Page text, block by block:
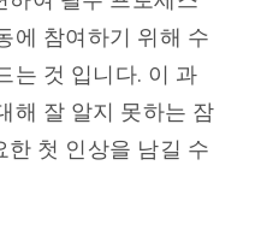
에 참여하기 위해 수
는 것 입니다. 이 과
해 잘 알지 못하는 잠
첫 인상을 남길 수